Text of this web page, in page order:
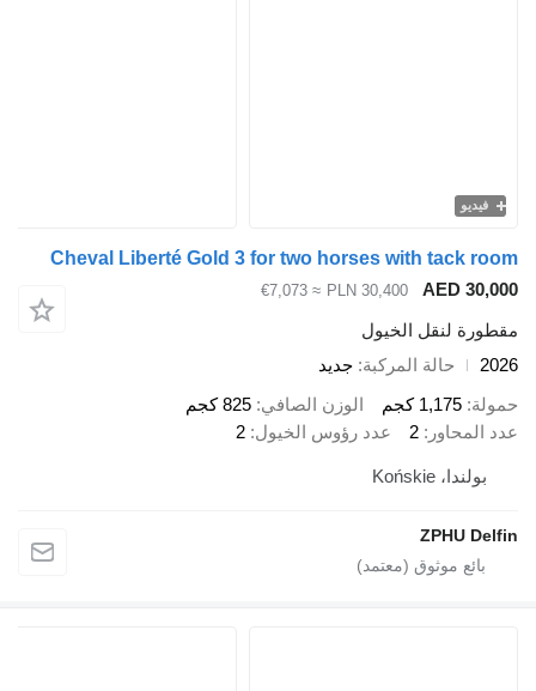
Cheval Liberté Gold 3 for two horses with tack
AED
PLN 30,400
≈ €7,073
لنقل الخيول
حالة المركبة
جديد
1,175 كجم الوزن الصافي 825 كجم
2 عدد رؤوس الخيول 2
ZPHU